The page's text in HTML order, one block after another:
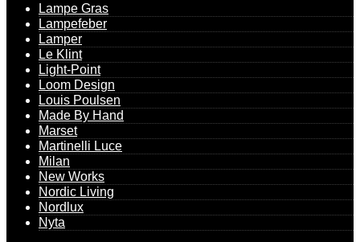
Lampe Gras
Lampefeber
Lamper
Le Klint
Light-Point
Loom Design
Louis Poulsen
Made By Hand
Marset
Martinelli Luce
Milan
New Works
Nordic Living
Nordlux
Nyta